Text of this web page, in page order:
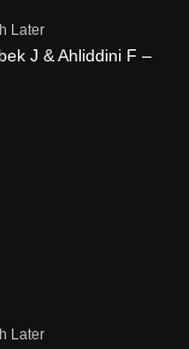
Later
J & Ahliddini F –
Later